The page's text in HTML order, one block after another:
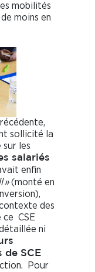
mobilités
moins en
sollicité la
sur les
salariés
enfin
»(monté en
des
ce CSE
ni
de SCE
Pour